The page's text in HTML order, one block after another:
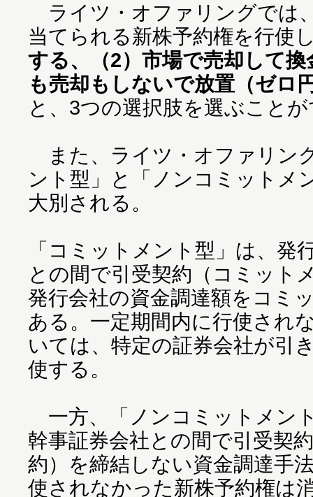
ライツ・オファリングでは
当てられる新株予約権を行使
する、（2）市場で売却して
も売却もしないで放置（ゼロ
と、3つの選択肢を選ぶこと
また、ライツ・オファリン
ント型」と「ノンコミットメ
大別される。
「コミットメント型」は、発
との間で引受契約（コミット
発行会社の資金調達額をコミ
ある。一定期間内に行使され
いては、特定の証券会社が引
使する。
一方、「ノンコミットメン
幹事証券会社との間で引受契
約）を締結しない資金調達手
使されなかった新株予約権は